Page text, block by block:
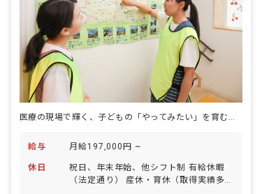
医療の現場で輝く、子どもの「やってみたい」を育む保育士へ
給与 月給197,000円 ~
休日
祝日、年末年始、他シフト制 有給休暇
（法定通り） 産休・育休（取得実績多